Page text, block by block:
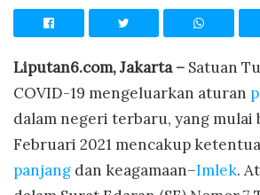
Liputan6.com, Jakarta – Satuan
COVID-19 mengeluarkan aturan
dalam negeri terbaru, yang mulai
Februari 2021 mencakup
panjang dan keagamaan–Imlek.